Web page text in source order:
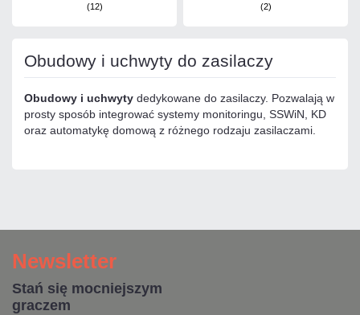
(12) (2)
Obudowy i uchwyty do zasilaczy
Obudowy i uchwyty dedykowane do zasilaczy. Pozwalają w
prosty sposób integrować systemy monitoringu, SSWiN, KD
oraz automatykę domową z różnego rodzaju zasilaczami.
Newsletter
Stań się mocniejszym
graczem